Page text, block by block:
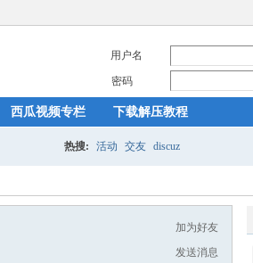
用户名
密码
西瓜视频专栏 下载解压教程
热搜: 活动 交友 discuz
加为好友
发送消息